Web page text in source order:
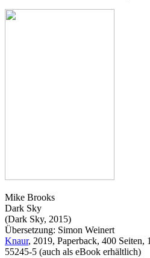
Mike Brooks
Dark Sky
(Dark Sky, 2015)
Übersetzung: Simon Weinert
Knaur, 2019, Paperback, 400
55245-5 (auch als eBook erhältlich)